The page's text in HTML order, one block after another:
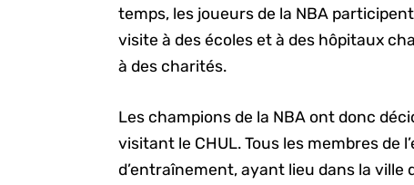
temps, les joueurs de la NBA
visite à des écoles et à des hôpitaux
à des charités.
Les champions de la NBA ont donc
visitant le CHUL. Tous les membres de
d’entraînement, ayant lieu dans la ville